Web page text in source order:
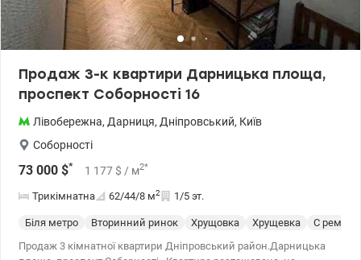
Продаж 3-к квартири Дарницька площа,
проспект Соборності 16
Лівобережна, Дарниця, Дніпровський, Київ
Соборності
73 000 $* 1 177 $ / м2*
Трикімнатна 62/44/8 м2 1/5 эт.
Біля метро Вторинний ринок Хрущовка Хрущевка
С
Продаж 3 кімнатної квартири Дніпровський район.Дарницька